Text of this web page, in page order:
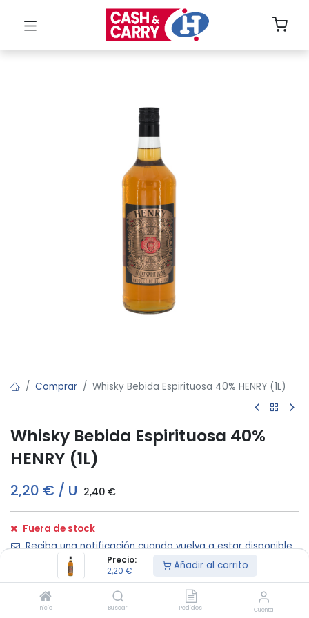
Precio:
2,20 € Añadir al carrito
Inicio Buscar Pedidos Cuenta
Comprar Whisky Bebida Espirituosa 40% HENRY (1L)
Whisky Bebida Espirituosa 40%
HENRY (1L)
2,20 € / U 2,40€
Fuera de stock
Reciba una notificación cuando vuelva a estar disponible
Etiquetas: Oferta
Términos y condiciones: